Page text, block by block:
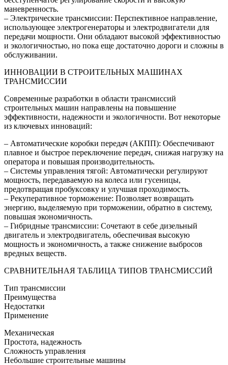
маневренность.
– Электрические трансмиссии: Перспективное направление,
использующее электрогенераторы и электродвигатели для
передачи мощности. Они обладают высокой эффективностью
и экологичностью, но пока еще достаточно дороги и сложны в
обслуживании.
ИННОВАЦИИ В СТРОИТЕЛЬНЫХ МАШИНАХ
ТРАНСМИССИИ
Современные разработки в области трансмиссий
строительных машин направлены на повышение
эффективности, надежности и экологичности. Вот некоторые
из ключевых инноваций:
– Автоматические коробки передач (АКПП): Обеспечивают
плавное и быстрое переключение передач, снижая нагрузку на
оператора и повышая производительность.
– Системы управления тягой: Автоматически регулируют
мощность, передаваемую на колеса или гусеницы,
предотвращая пробуксовку и улучшая проходимость.
– Рекуперативное торможение: Позволяет возвращать
энергию, выделяемую при торможении, обратно в систему,
повышая экономичность.
– Гибридные трансмиссии: Сочетают в себе дизельный
двигатель и электродвигатель, обеспечивая высокую
мощность и экономичность, а также снижение выбросов
вредных веществ.
СРАВНИТЕЛЬНАЯ ТАБЛИЦА ТИПОВ ТРАНСМИССИЙ
Тип трансмиссии
Преимущества
Недостатки
Применение
Механическая
Простота, надежность
Сложность управления
Небольшие строительные машины